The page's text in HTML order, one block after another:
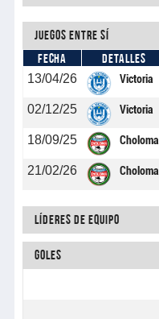
Juegos entre sí
FECHA
DETALLES
13/04/26
Victoria
02/12/25 Victoria
18/09/25 Choloma
21/02/26 Choloma
Líderes de equipo
Goles